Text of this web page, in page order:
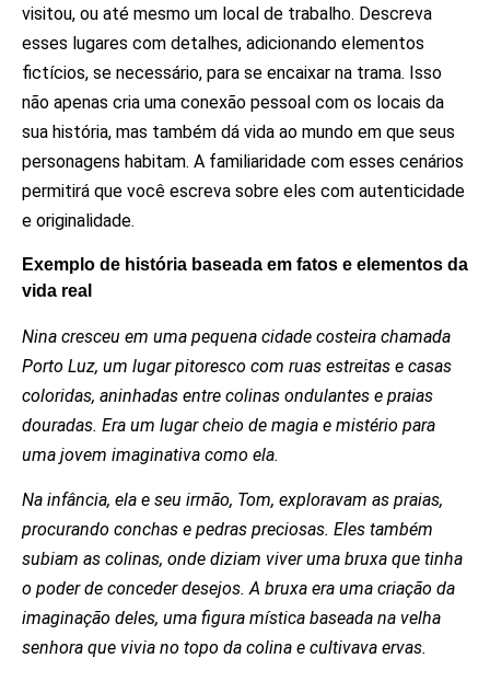
visitou, ou até mesmo um local de trabalho. Descreva
esses lugares com detalhes, adicionando elementos
fictícios, se necessário, para se encaixar na trama. Isso
não apenas cria uma conexão pessoal com os locais da
sua história, mas também dá vida ao mundo em que seus
personagens habitam. A familiaridade com esses cenários
permitirá que você escreva sobre eles com autenticidade
e originalidade.
Exemplo de história baseada em fatos e elementos da
vida real
Nina cresceu em uma pequena cidade costeira chamada
Porto Luz, um lugar pitoresco com ruas estreitas e casas
coloridas, aninhadas entre colinas ondulantes e praias
douradas. Era um lugar cheio de magia e mistério para
uma jovem imaginativa como ela.
Na infância, ela e seu irmão, Tom, exploravam as praias,
procurando conchas e pedras preciosas. Eles também
subiam as colinas, onde diziam viver uma bruxa que tinha
o poder de conceder desejos. A bruxa era uma criação da
imaginação deles, uma figura mística baseada na velha
senhora que vivia no topo da colina e cultivava ervas.